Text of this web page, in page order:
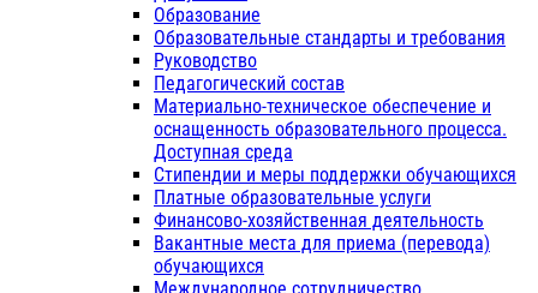
Образование
Образовательные стандарты и требования
Руководство
Педагогический состав
Материально-техническое обеспечение и
оснащенность образовательного процесса.
Доступная среда
Стипендии и меры поддержки обучающихся
Платные образовательные услуги
Финансово-хозяйственная деятельность
Вакантные места для приема (перевода)
обучающихся